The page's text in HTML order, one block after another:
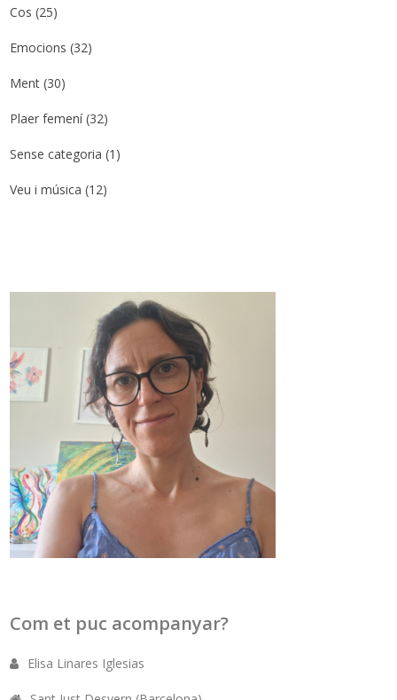
Cos (25)
Emocions (32)
Ment (30)
Plaer femení(32)
Sense categoria (1)
Veu i música (12)
Com et puc acompanyar?
Elisa Linares Iglesias